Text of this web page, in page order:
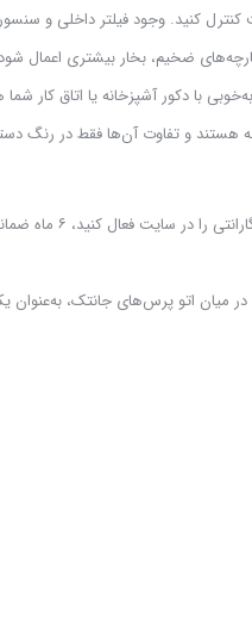
با دکور آشپزخانه یا اتاق کار
میان اتو پرس‌های جانتک،